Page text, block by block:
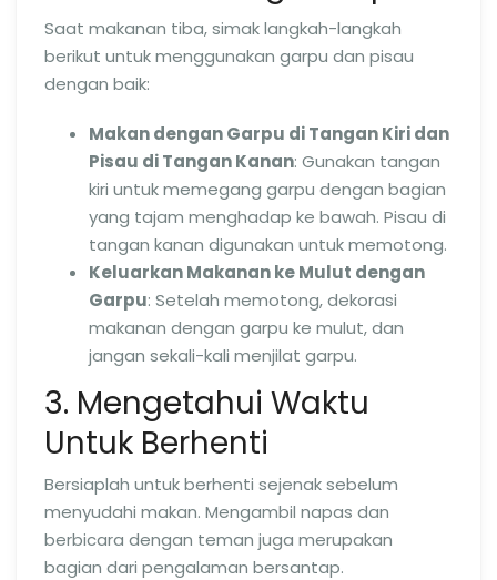
Saat makanan tiba, simak langkah-langkah
berikut untuk menggunakan garpu dan pisau
dengan baik:
Makan dengan Garpu di Tangan Kiri dan
Pisau di Tangan Kanan: Gunakan tangan
kiri untuk memegang garpu dengan bagian
yang tajam menghadap ke bawah. Pisau di
tangan kanan digunakan untuk memotong.
Keluarkan Makanan ke Mulut dengan
Garpu: Setelah memotong, dekorasi
makanan dengan garpu ke mulut, dan
jangan sekali-kali menjilat garpu.
3. Mengetahui Waktu
Untuk Berhenti
Bersiaplah untuk berhenti sejenak sebelum
menyudahi makan. Mengambil napas dan
berbicara dengan teman juga merupakan
bagian dari pengalaman bersantap.